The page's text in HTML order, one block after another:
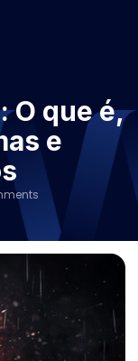
O que é,
e